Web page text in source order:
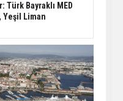
Türk Bayraklı MED
Yeşil Liman